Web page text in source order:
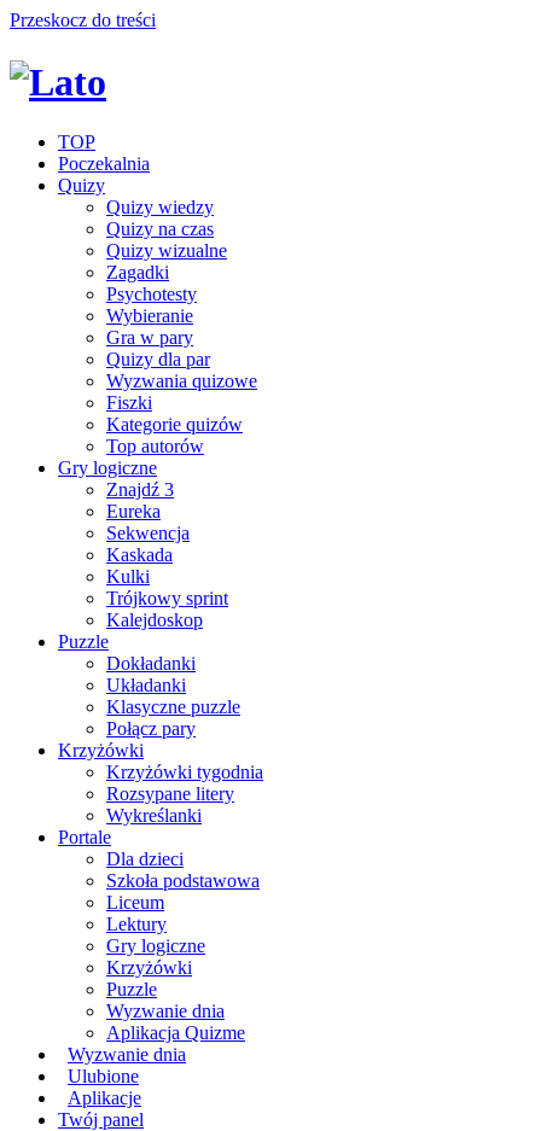
Przeskocz do treści
TOP
Poczekalnia
Quizy
Quizy wiedzy
Quizy na czas
Quizy wizualne
Zagadki
Psychotesty
Wybieranie
Gra w pary
Quizy dla par
Wyzwania quizowe
Fiszki
Kategorie quizów
Top autorów
Gry logiczne
Znajdź 3
Eureka
Sekwencja
Kaskada
Kulki
Trójkowy sprint
Kalejdoskop
Puzzle
Dokładanki
Układanki
Klasyczne puzzle
Połącz pary
Krzyżówki
Krzyżówki tygodnia
Rozsypane litery
Wykreślanki
Portale
Dla dzieci
Szkoła podstawowa
Liceum
Lektury
Gry logiczne
Krzyżówki
Puzzle
Wyzwanie dnia
Aplikacja Quizme
Wyzwanie dnia
Ulubione
Aplikacje
Twój panel